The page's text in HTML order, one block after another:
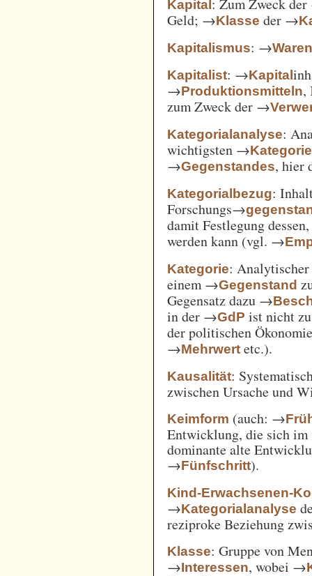
Kapital
Geld; →Klasse der →
Kapitalismus: →
Kapitalist: →Kapital
→Produktionsmitteln,
zum Zweck der →
Kategorialanalyse:
wichtigsten →
→Gegenstandes, hier
Kategorialbezug:
Forschungs→
damit Festlegung
werden kann (vgl. →
Kategorie:
einem →Gegenstand
Gegensatz dazu →
in der →GdP ist nicht
der politischen
→Mehrwert etc.).
Kausalität:
zwischen Ursache und
Keimform (auch: →
Entwicklung, die sich im
dominante alte
→Fünfschritt).
Kind-Erwachsenen-
→Kategorialanalyse
reziproke Beziehung
Klasse: Gruppe von
→Interessen, wobei →